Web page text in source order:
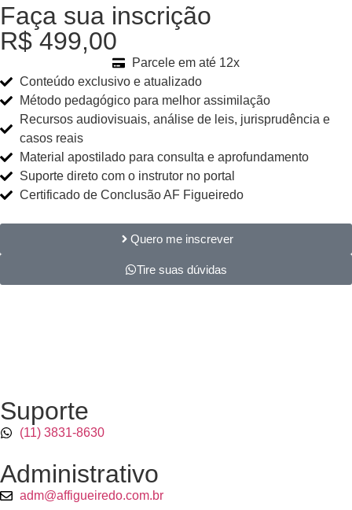
Faça sua inscrição
R$ 499,00
Parcele em até 12x
Conteúdo exclusivo e atualizado
Método pedagógico para melhor assimilação
Recursos audiovisuais, análise de leis, jurisprudência e
casos reais
Material apostilado para consulta e aprofundamento
Suporte direto com o instrutor no portal
Certificado de Conclusão AF Figueiredo
Quero me inscrever
Tire suas dúvidas
Suporte
(11) 3831-8630
Administrativo
adm@affigueiredo.com.br